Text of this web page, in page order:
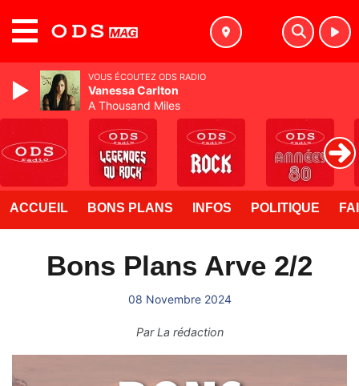
ACCUEIL BONS PLANS INFOS POLITIQUE
Bons Plans Arve 2/2
08 Novembre 2024
ParLa rédaction
VOUS ÉCOUTEZ ODS RADIO
Vanessa Carlton
A Thousand Miles